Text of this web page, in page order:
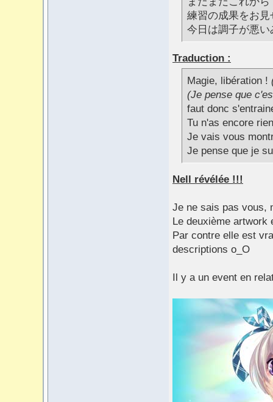
練習の成果をお
今日は調子が悪
Traduction :
Magie, libération !
(Je pense que
faut donc
Tu n'as encore
Je vais vous
Je pense que je
Nell révélée !!!
Je ne sais pas vous,
Le deuxième artwork
Par contre elle est
descriptions o_O
Il y a un event en